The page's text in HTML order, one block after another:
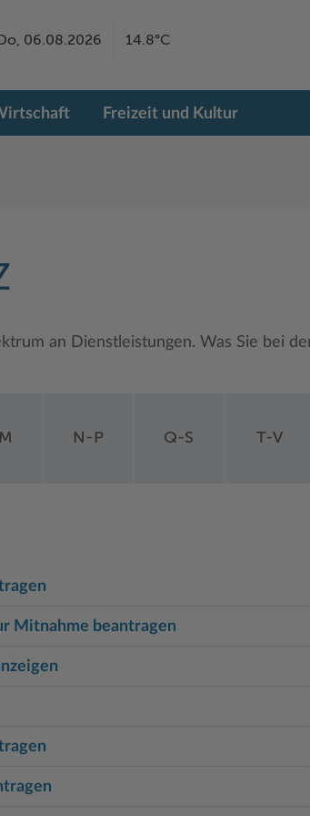
Do, 06.08.2026 14.8°C
Freizeit und Kultur
an Dienstleistungen. Was Sie bei
N-P Q-S T-V
Mitnahme beantragen